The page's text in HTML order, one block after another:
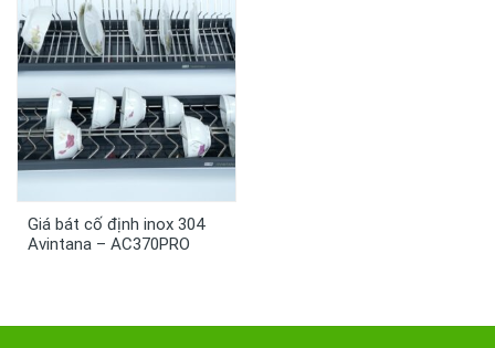
Giá bát cố định inox 304
Avintana – AC370PRO